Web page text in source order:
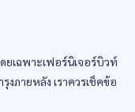
ยเฉพาะเฟอร์นิเจอร์บิวท์
ภายหลัง เราควรเช็คข้อ